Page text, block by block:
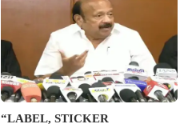
“LABEL, STICKER